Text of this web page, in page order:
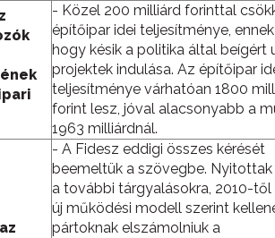
- Közel 200 milliárd forinttal
építőipar idei teljesítménye,
hogy késik a politika által beígért
projektek indulása. Az építőipar
teljesítménye várhatóan 1800
forint lesz, jóval alacsonyabb a
1963 milliárdnál.
- A Fidesz eddigi összes kérését
beemeltük a szövegbe.
a további tárgyalásokra, 2010-től
új működési modell szerint
pártoknak elszámolniuk a